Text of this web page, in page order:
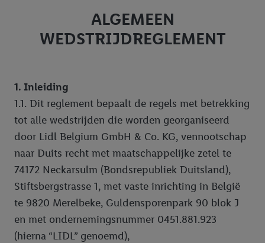
ALGEMEEN
WEDSTRIJDREGLEMENT
1. Inleiding
1.1. Dit reglement bepaalt de regels met betrekking
tot alle wedstrijden die worden georganiseerd
door Lidl Belgium GmbH & Co. KG, vennootschap
naar Duits recht met maatschappelijke zetel te
74172 Neckarsulm (Bondsrepubliek Duitsland),
Stiftsbergstrasse 1, met vaste inrichting in België
te 9820 Merelbeke, Guldensporenpark 90 blok J
en met ondernemingsnummer 0451.881.923
(hierna “LIDL” genoemd),